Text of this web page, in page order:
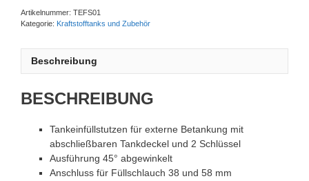
Artikelnummer: TEFS01
Kategorie: Kraftstofftanks und Zubehör
Beschreibung
BESCHREIBUNG
Tankeinfüllstutzen für externe Betankung mit
abschließbaren Tankdeckel und 2 Schlüssel
Ausführung 45° abgewinkelt
Anschluss für Füllschlauch 38 und 58 mm